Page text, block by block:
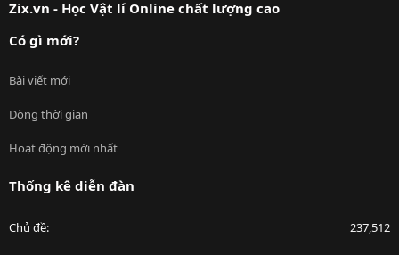
Zix.vn - Học Vật lí Online chất lượng cao
Có gì mới?
Bài viết mới
Dòng thời gian
Hoạt động mới nhất
Thống kê diễn đàn
Chủ đề 237,512